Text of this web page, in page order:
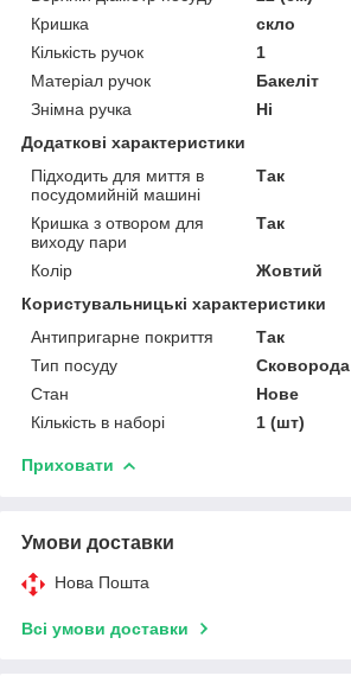
Кришка
скло
Кількість ручок
1
Матеріал ручок
Бакеліт
Знімна ручка
Ні
Додаткові характеристики
Підходить для миття в
посудомийній машині
Так
Кришка з отвором для
виходу пари
Так
Колір
Жовтий
Користувальницькі характеристики
Антипригарне покриття
Так
Тип посуду
Сковорода
Стан
Нове
Кількість в наборі
1 (шт)
Приховати
Умови доставки
Нова Пошта
Всі умови доставки